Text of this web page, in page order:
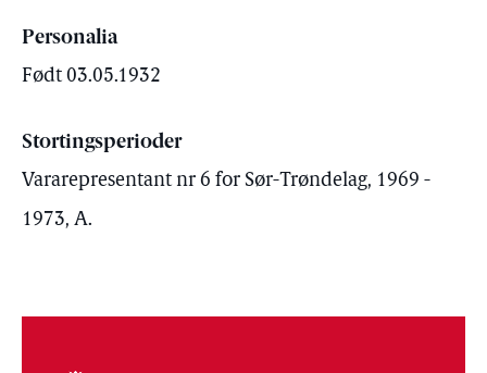
Personalia
Født 03.05.1932
Stortingsperioder
Vararepresentant nr 6 for Sør-Trøndelag, 1969 -
1973, A.